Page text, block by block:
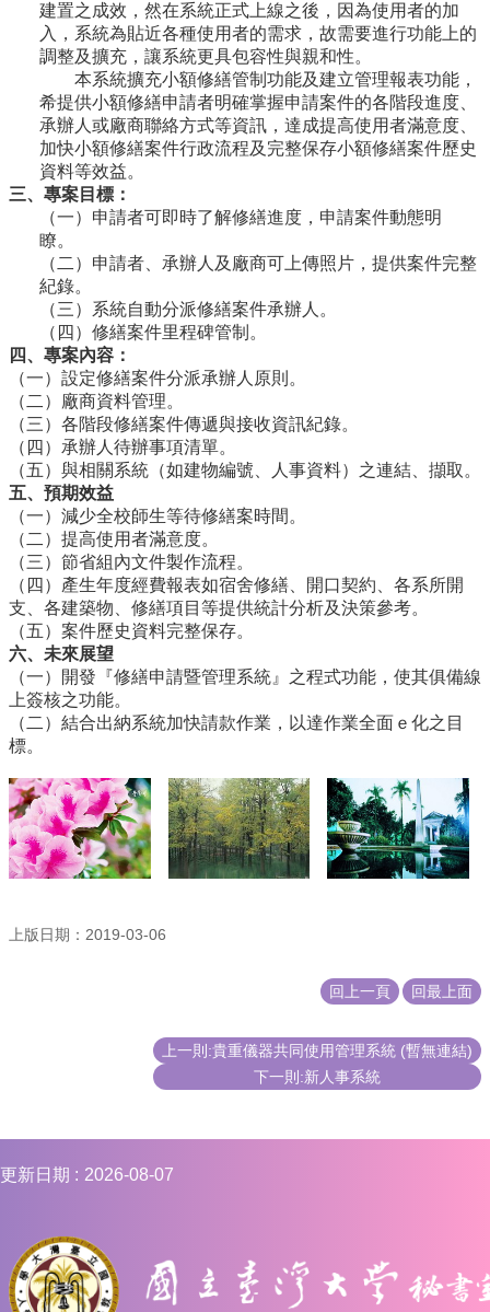
關
於
秘
室
服
務
團
規
行
政
會
議
校
務
議
校
務
發
展
規
劃
委
員
會
綜
合
會
議
錄
活
建置之成效，然在系統正式上線之後，因為使用者的加
入，系統為貼近各種使用者的需求，故需要進行功能上的
調整及擴充，讓系統更具包容性與親和性。
本系統擴充小額修繕管制功能及建立管理報表功能，
希提供小額修繕申請者明確掌握申請案件的各階段進度、
承辦人或廠商聯絡方式等資訊，達成提高使用者滿意度、
加快小額修繕案件行政流程及完整保存小額修繕案件歷史
資料等效益。
三、專案目標：
（一）申請者可即時了解修繕進度，申請案件動態明
瞭。
（二）申請者、承辦人及廠商可上傳照片，提供案件完整
紀錄。
（三）系統自動分派修繕案件承辦人。
（四）修繕案件里程碑管制。
四、專案內容：
（一）設定修繕案件分派承辦人原則。
（二）廠商資料管理。
（三）各階段修繕案件傳遞與接收資訊紀錄。
（四）承辦人待辦事項清單。
（五）與相關系統（如建物編號、人事資料）之連結、擷取。
五、預期效益
（一）減少全校師生等待修繕案時間。
（二）提高使用者滿意度。
（三）節省組內文件製作流程。
（四）產生年度經費報表如宿舍修繕、開口契約、各系所開
支、各建築物、修繕項目等提供統計分析及決策參考。
（五）案件歷史資料完整保存。
六、未來展望
（一）開發『修繕申請暨管理系統』之程式功能，使其俱備線
上簽核之功能。
（二）結合出納系統加快請款作業，以達作業全面ｅ化之目
標。
上版日期：2019-03-06
回上一頁 回最上面
上一則:貴重儀器共同使用管理系統 (暫無連結)
下一則:新人事系統
更新日期 2026-08-07